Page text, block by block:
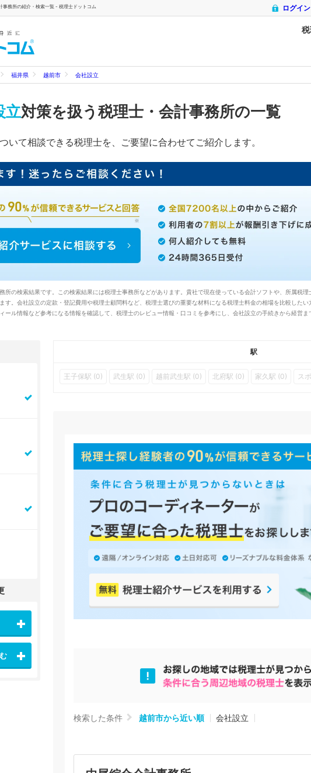
事務所の紹介・検索一覧 - 税理士ドットコム ログイン
福井県 越前市 会社設立
立対策を扱う税理士・会計事務所の一覧
いて相談できる税理士を、ご要望に合わせてご紹介します。
所の検索結果です。この検索結果には税理士事務所などがあります。貴社で現在使っている会計ソフトや、所属税
す。会社設立の定款・登記費用や税理士顧問料など、税理士選びの重要な材料になる税理士料金の相場を比較した
ール情報など参考になる情報を確認して、税理士のレビュー情報・口コミを参考にし、会社設立の手続きから経営
駅
王子保駅 (0) 武生駅 (0) 越前武生駅 (0) 北府駅 (0) 家久駅 (0) ス
検索した条件 越前市から近い順 会社設立